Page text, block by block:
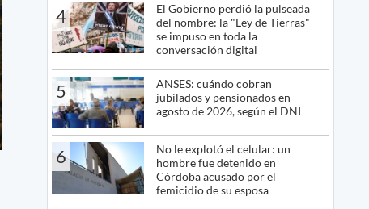
4
El Gobierno perdió la pulseada
del nombre: la "Ley de Tierras"
se impuso en toda la
conversación digital
5
ANSES: cuándo cobran
jubilados y pensionados en
agosto de 2026, según el DNI
6
No le explotó el celular: un
hombre fue detenido en
Córdoba acusado por el
femicidio de su esposa